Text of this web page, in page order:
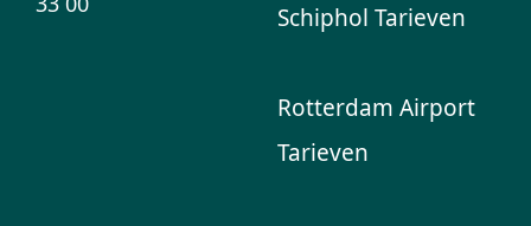
Schiphol Tarieven
Rotterdam Airport
Tarieven